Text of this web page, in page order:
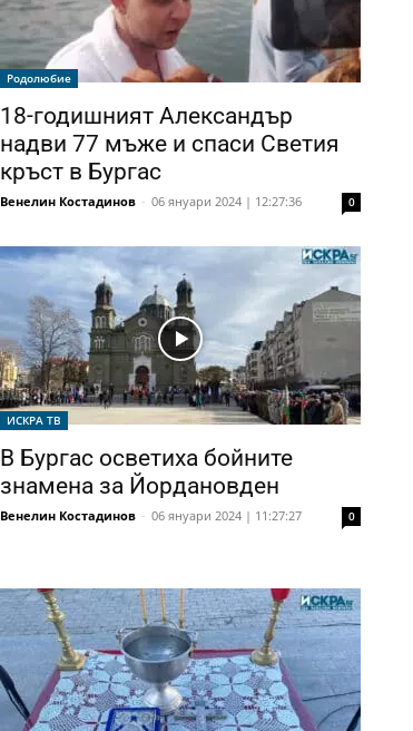
Родолюбие
18-годишният Александър
надви 77 мъже и спаси Светия
кръст в Бургас
Венелин Костадинов - 06 януари 2024 | 12:27:36 0
ИСКРА ТВ
В Бургас осветиха бойните
знамена за Йордановден
Венелин Костадинов - 06 януари 2024 | 11:27:27 0